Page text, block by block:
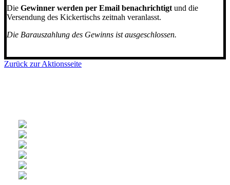
Die Gewinner werden per Email benachrichtigt und die
Versendung des Kickertischs zeitnah veranlasst.
Die Barauszahlung des Gewinns ist ausgeschlossen.
Zurück zur Aktionsseite